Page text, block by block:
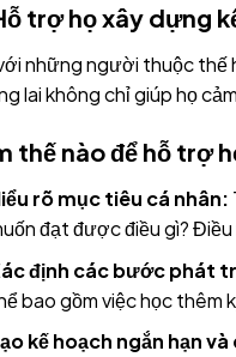
trợ họ xây dựng
những người thuộc thế
lai không chỉ giúp họ
thế nào để hỗ trợ
rõ mục tiêu cá nhân:
đạt được điều gì?
định các bước phát
bao gồm việc học thêm
kế hoạch ngắn hạn và